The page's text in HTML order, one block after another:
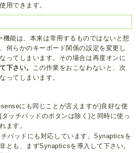
用できます。
能は、本来は常用するものではないと想
何らかのキーボード関係の設定を変更し
ってしまいます。その場合は再度オンに
下さい。
この作業をおこなわないと、次
ってしまいます。
にも同じことが言えますが)良好な使
ッチパッドのボタンは除く)と同時に使っ
ます。
パッドにも対応しています。Synapticsを
とも、まずSynapticsを導入して下さい。